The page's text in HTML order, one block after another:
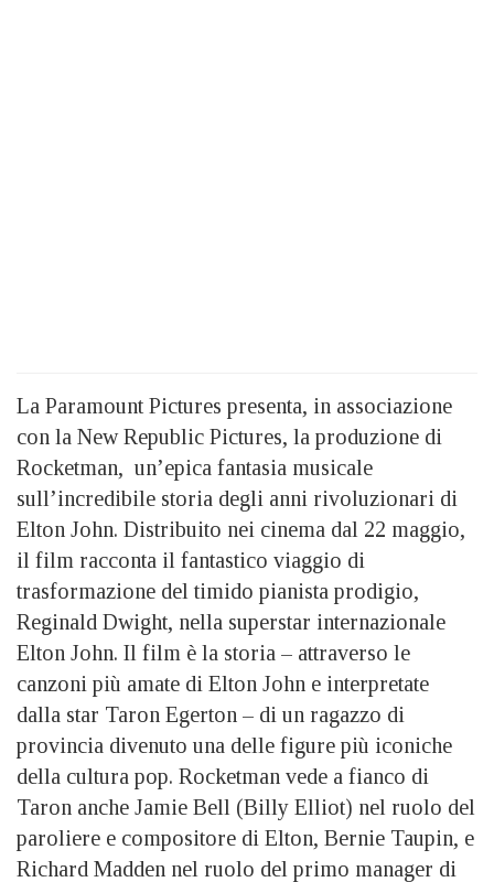
La Paramount Pictures presenta, in associazione
con la New Republic Pictures, la produzione di
Rocketman, un’epica fantasia musicale
sull’incredibile storia degli anni rivoluzionari di
Elton John. Distribuito nei cinema dal 22 maggio,
il film racconta il fantastico viaggio di
trasformazione del timido pianista prodigio,
Reginald Dwight, nella superstar internazionale
Elton John. Il film è la storia – attraverso le
canzoni più amate di Elton John e interpretate
dalla star Taron Egerton – di un ragazzo di
provincia divenuto una delle figure più iconiche
della cultura pop. Rocketman vede a fianco di
Taron anche Jamie Bell (Billy Elliot) nel ruolo del
paroliere e compositore di Elton, Bernie Taupin, e
Richard Madden nel ruolo del primo manager di